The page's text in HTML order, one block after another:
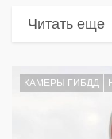
Читать еще
КАМЕРЫ ГИБДД